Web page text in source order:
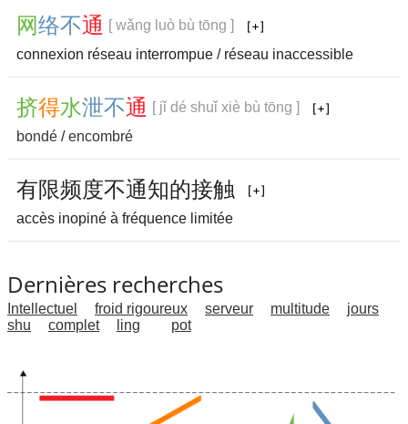
网络不通 [ wǎng luò bù tōng ]
connexion réseau interrompue / réseau inaccessible
挤得水泄不通 [ jǐ dé shuǐ xiè bù tōng ]
bondé /encombré
有限频度不通知的接触
accès inopiné à fréquence limitée
Dernières recherches
Intellectuel froid rigoureux serveur multitude
jours
shu
complet ling pot